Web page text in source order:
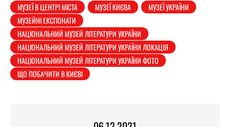
МУЗЕЇ В ЦЕНТРІ МІСТА
МУЗЕЇ КИЄВА
МУЗЕЇ УКРАЇНИ
МУЗЕЙНІ ЕКСПОНАТИ
НАЦІОНАЛЬНИЙ МУЗЕЙ ЛІТЕРАТУРИ УКРАЇНИ
НАЦІОНАЛЬНИЙ МУЗЕЙ ЛІТЕРАТУРИ УКРАЇНИ ЛОКАЦІЯ
НАЦІОНАЛЬНИЙ МУЗЕЙ ЛІТЕРАТУРИ УКРАЇНИ ФОТО
ЩО ПОБАЧИТИ В КИЄВІ